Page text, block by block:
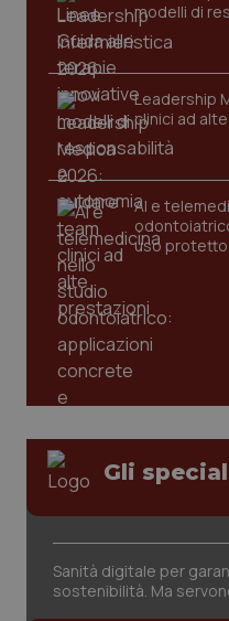
modelli di
Leadership
clinici ad
AI e
uso protetto
Gli
Sanità digitale per
sostenibilità. Ma
tracking-sites-
tracking-enable
tracking-sites-ironfish-
_ga